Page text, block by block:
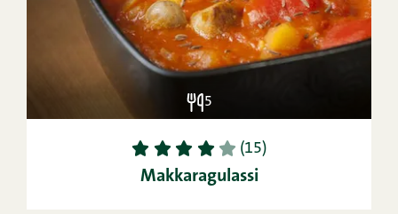
5
1 2 3 4 5 (15)
Makkaragulassi